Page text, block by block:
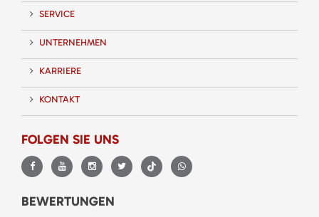
SERVICE
UNTERNEHMEN
KARRIERE
KONTAKT
FOLGEN SIE UNS
BEWERTUNGEN